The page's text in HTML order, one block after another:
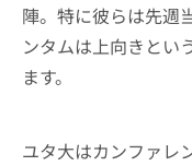
陣。特に彼らは先週
ンタムは上向きとい
ます。
ユタ大はカンファレ